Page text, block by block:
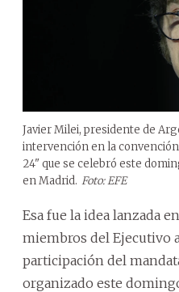
Javier Milei, presidente de
intervención en la convención
24" que se celebró este
en Madrid. Foto: EFE
Esa fue la idea lanzada
miembros del Ejecutivo
participación del
organizado este